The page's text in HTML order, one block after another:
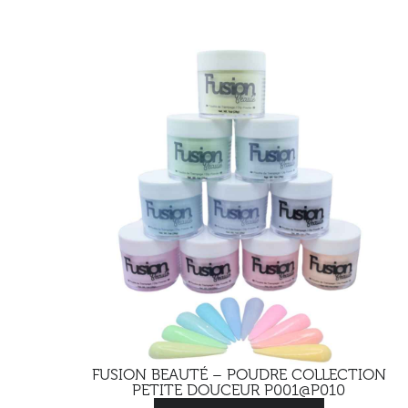
FUSION BEAUTÉ – POUDRE COLLECTION
PETITE DOUCEUR P001@P010